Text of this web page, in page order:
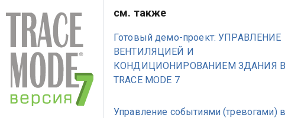
см. также
Готовый демо-проект: УПРАВЛЕНИЕ
ВЕНТИЛЯЦИЕЙ И
КОНДИЦИОНИРОВАНИЕМ ЗДАНИЯ В
TRACE MODE 7
Управление событиями (тревогами) в